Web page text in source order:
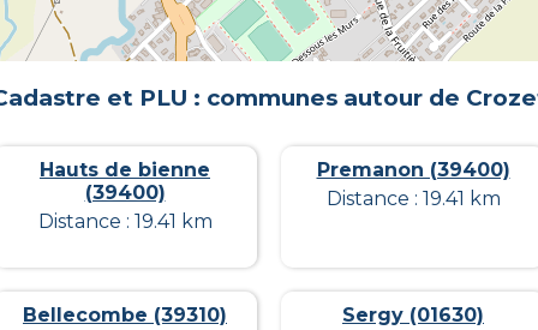
et PLU : communes autour de
Hauts de bienne
(39400)
Distance : 19.41 km
Premanon (39400)
Distance : 19.41 km
Bellecombe (39310)
Sergy (01630)